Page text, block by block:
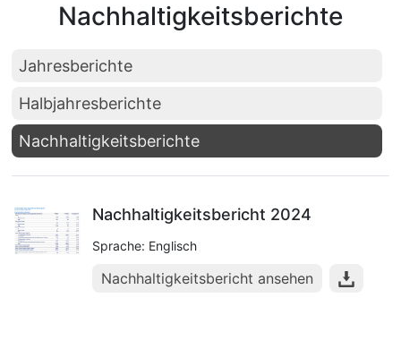
Nachhaltigkeitsberichte
Jahresberichte
Halbjahresberichte
Nachhaltigkeitsberichte
Nachhaltigkeitsbericht 2024
Sprache: Englisch
Nachhaltigkeitsbericht ansehen